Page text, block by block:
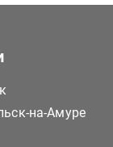
на-Амуре